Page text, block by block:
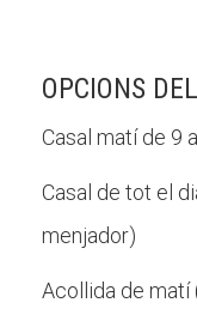
OPCIONS
Casal matí de 9
Casal de tot el
menjador)
Acollida de matí